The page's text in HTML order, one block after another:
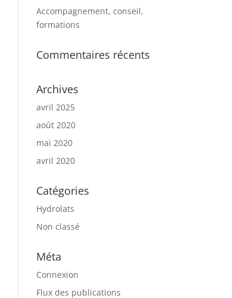
Accompagnement, conseil,
formations
Commentaires récents
Archives
avril 2025
août 2020
mai 2020
avril 2020
Catégories
Hydrolats
Non classé
Méta
Connexion
Flux des publications